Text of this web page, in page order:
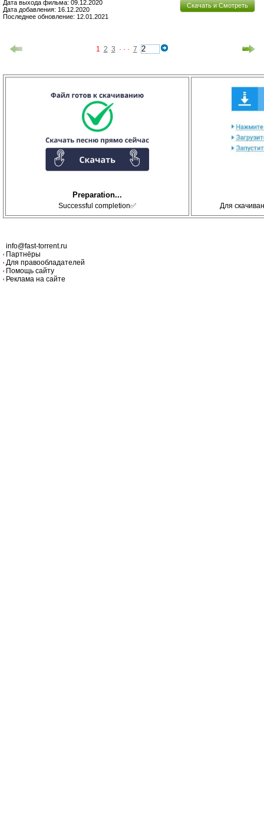
Скачать и Смотреть
Дата выхода фильма: 09.12.2020
Дата добавления: 16.12.2020
Последнее обновление: 12.01.2021
1 2 3 · · · 7
Preparation...
Successful completion✅ Для
info@fast-torrent.ru
Партнёры
Для правообладателей
Помощь сайту
Реклама на сайте